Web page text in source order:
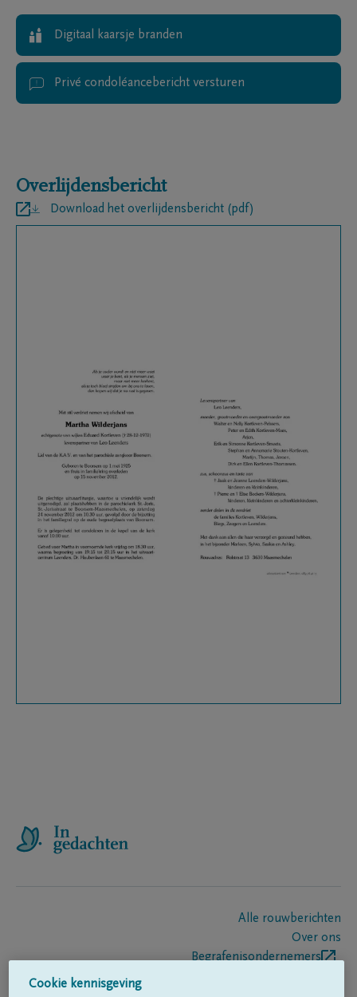
Digitaal kaarsje branden
Privé condoléancebericht versturen
Overlijdensbericht
Download het overlijdensbericht (pdf)
Alle rouwberichten
Over ons
Begrafenisondernemers
Cookie kennisgeving